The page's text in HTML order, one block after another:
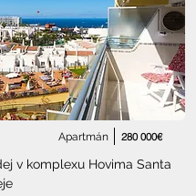
Apartmán 280 000€
v komplexu Hovima Santa